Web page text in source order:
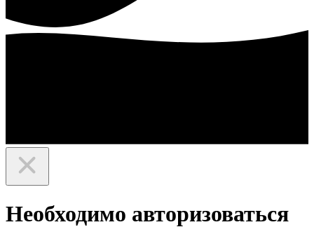
Необходимо авторизоваться